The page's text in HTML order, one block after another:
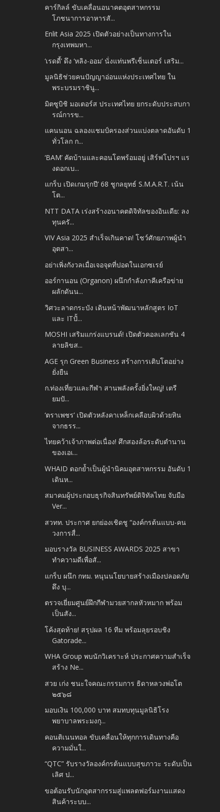
คาร์กิลล์ ขับเคลื่อนอนาคตอุตสาหกรรม
โภชนาการอาหารสั...
Enlit Asia 2025 เปิดตัวอย่างเป็นทางการใน
กรุงเทพมหา...
‘เรดดี้’ ดึง ‘หลิง-ออม’ นั่งแท่นพรีเซ็นเตอร์ เสริม...
มูลนิธิช่วยคนปัญญาอ่อนแห่งประเทศไทย ใน
พระบรมราชินู...
มิตซูบิชิ มอเตอร์ส ประเทศไทย ยกระดับประสบกา
รณ์การข...
แคนนอน ฉลองแชมป์ครองส่วนแบ่งตลาดอันดับ 1
ทั่วโลก ก...
‘BAM’ คัดบ้านและคอนโดพร้อมอยู่ เสิร์ฟโปรฯ แร
งดอกเบ...
แกร็บ เปิดเกมรุกปี’ 68 ชูกลยุทธ์ S.M.A.R.T. เน้น
โต...
NTT DATA เร่งสร้างอนาคตดิจิทัลของอินเดีย: ลง
ทุนครั...
VIV Asia 2025 สำเร็จเกินคาด! โชว์ศักยภาพผู้นำ
อุตสา...
อย่าเพิ่งกังวลเมื่อเจอจุดที่ปอดในเอกซเรย์
ออร์กานอน (Organon) ผนึกกำลังภาคีเครือข่าย
ผลักดันน...
วิศวะลาดกระบัง เดินหน้าพัฒนาหลักสูตร IoT
และ ITปั้...
MOSHI เสริมแกร่งแบรนด์! เปิดตัวคอลเลกชัน 4
ลายลิขส...
AGE รุก Green Business สร้างการเติบโตอย่าง
ยั่งยืน
ก.ท่องเที่ยวและกีฬา สานพลังครั้งยิ่งใหญ่! เตรี
ยมปั...
‘ตราเพชร’ เปิดตัวหลังคาเหล็กเคลือบผิวด้วยหิน
จากธรร...
ไทยคว้าเจ้าภาพต่อเนื่อง! ศึกสองล้อระดับตำนาน
ของเอเ...
WHAID ตอกย้ำเป็นผู้นำนิคมอุตสาหกรรม อันดับ 1
เดินห...
สมาคมผู้ประกอบธุรกิจสินทรัพย์ดิจิทัลไทย จับมือ
Ver...
สวทท. ประกาศ ยกย่องเชิดชู “องค์กรต้นแบบ-คน
วงการสื่...
มอบรางวัล BUSINESS AWARDS 2025 สาขา
ทำความดีเพื่อสั...
แกร็บ ผนึก กทม. หนุนนโยบายสร้างเมืองปลอดภัย
ดึง บุ...
ตรวจเยี่ยมศูนย์ฝึกกีฬามวยสากลหัวหมาก พร้อม
เป็นสัง...
โค้งสุดท้าย! สรุปผล 16 ทีม พร้อมลุยรอบชิง
Gatorade...
WHA Group พบนักวิเคราะห์ ประกาศความสำเร็จ
สร้าง Ne...
สวย เก่ง ชนะใจคณะกรรมการ ธิดาหลวงพ่อโต
๒๕๖๘
มอบเงิน 100,000 บาท สมทบทุนมูลนิธิโรง
พยาบาลพระมงกุ...
คอนติเนนทอล ขับเคลื่อนให้ทุกการเดินทางคือ
ความมั่นใ...
“QTC” รับรางวัลองค์กรต้นแบบสุขภาวะ ระดับเป็น
เลิศ ป...
ขอต้อนรับนักอุตสากรรมสู่แพลตฟอร์มงานแสดง
สินค้าระบบ...